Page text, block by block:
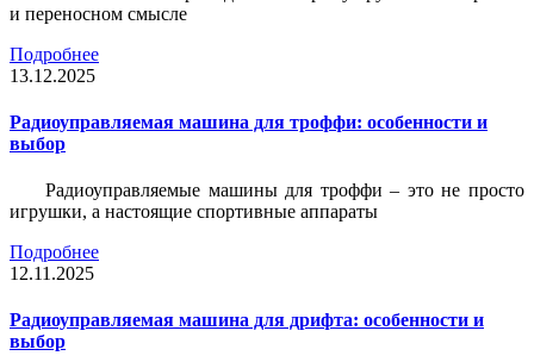
и переносном смысле
Подробнее
13.12.2025
Радиоуправляемая машина для троффи: особенности и
выбор
Радиоуправляемые машины для троффи – это не просто
игрушки, а настоящие спортивные аппараты
Подробнее
12.11.2025
Радиоуправляемая машина для дрифта: особенности и
выбор